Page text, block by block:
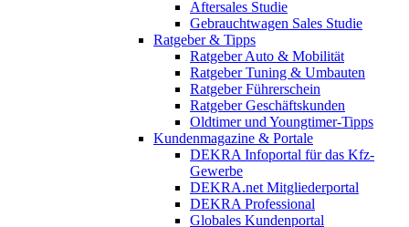
Aftersales Studie
Gebrauchtwagen Sales Studie
Ratgeber & Tipps
Ratgeber Auto & Mobilität
Ratgeber Tuning & Umbauten
Ratgeber Führerschein
Ratgeber Geschäftskunden
Oldtimer und Youngtimer-Tipps
Kundenmagazine & Portale
DEKRA Infoportal für das Kfz-
Gewerbe
DEKRA.net Mitgliederportal
DEKRA Professional
Globales Kundenportal